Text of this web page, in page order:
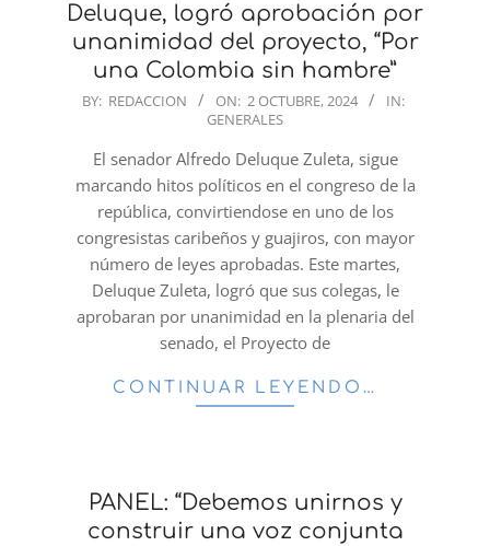
Deluque, logró aprobación por
unanimidad del proyecto, “Por
una Colombia sin hambre”
2024-
BY: REDACCION ON: 2 OCTUBRE, 2024
IN:
GENERALES
El senador Alfredo Deluque Zuleta, sigue
marcando hitos políticos en el congreso de la
república, convirtiendose en uno de los
congresistas caribeños y guajiros, con mayor
número de leyes aprobadas. Este martes,
Deluque Zuleta, logró que sus colegas, le
aprobaran por unanimidad en la plenaria del
senado, el Proyecto de
CONTINUAR LEYENDO…
PANEL: “Debemos unirnos y
construir una voz conjunta